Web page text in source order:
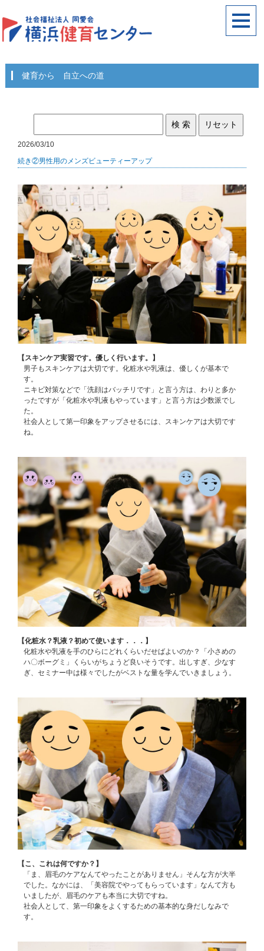
健育から 自立への道
2026/03/10
続き②男性用のメンズビューティーアップ
【スキンケア実習です。優しく行います。】
男子もスキンケアは大切です。化粧水や乳液は、優しくが基本で
す。
ニキビ対策などで「洗顔はバッチリです」と言う方は、わりと多か
ったですが「化粧水や乳液もやっています」と言う方は少数派でし
た。
社会人として第一印象をアップさせるには、スキンケアは大切です
ね。
【化粧水？乳液？初めて使います．．．】
化粧水や乳液を手のひらにどれくらいだせばよいのか？「小さめの
ハ〇ボーグミ」くらいがちょうど良いそうです。出しすぎ、少なす
ぎ、セミナー中は様々でしたがベストな量を学んでいきましょう。
【こ、これは何ですか？】
「ま、眉毛のケアなんてやったことがありません」そんな方が大半
でした。なかには、「美容院でやってもらっています」なんて方も
いましたが、眉毛のケアも本当に大切ですね。
社会人として、第一印象をよくするための基本的な身だしなみで
す。